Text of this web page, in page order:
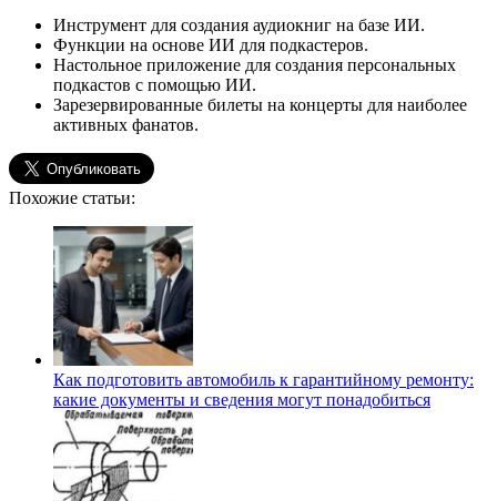
Инструмент для создания аудиокниг на базе ИИ.
Функции на основе ИИ для подкастеров.
Настольное приложение для создания персональных
подкастов с помощью ИИ.
Зарезервированные билеты на концерты для наиболее
активных фанатов.
Похожие статьи:
Как подготовить автомобиль к гарантийному ремонту:
какие документы и сведения могут понадобиться